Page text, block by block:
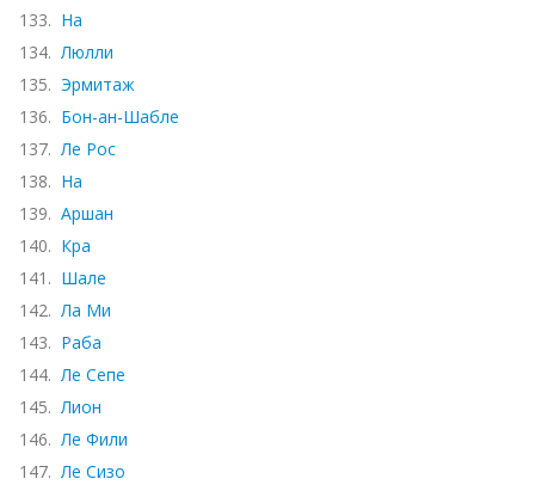
133. На
134. Люлли
135. Эрмитаж
136. Бон-ан-Шабле
137. Ле Рос
138. На
139. Аршан
140. Кра
141. Шале
142. Ла Ми
143. Раба
144. Ле Сепе
145. Лион
146. Ле Фили
147. Ле Сизо